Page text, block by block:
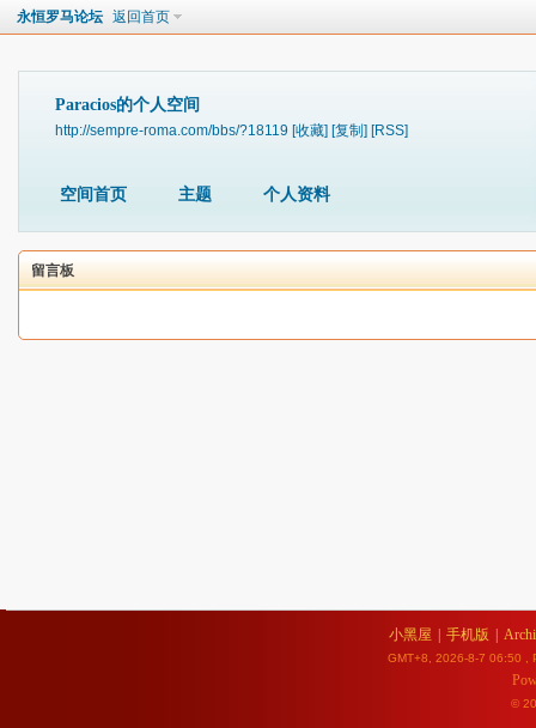
永恒罗马论坛 返回首页
Paracios的个人空间
http://sempre-roma.com/bbs/?18119 [收藏] [复制] [RSS]
空间首页 主题 个人资料
留言板
小黑屋 手机版
GMT+8, 2026-8-7 06:50 ,
©